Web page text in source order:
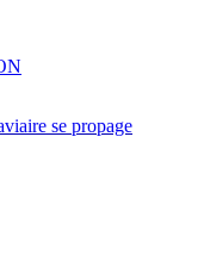
se propage